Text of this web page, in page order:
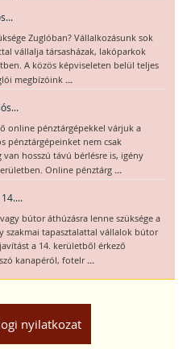
Zuglóban? Vállalkozásunk sok
vállalja társasházak, lakóparkok
A közös képviseleten belül teljes
megbízóink ...
online pénztárgépekkel várjuk a
pénztárgépeinket nem csak
hosszú távú bérlésre is, igény
Online pénztárg ...
bútor áthúzásra lenne szüksége a
szakmai tapasztalattal vállalok bútor
a 14. kerületből érkező
kanapéról, fotelr ...
nyilatkozat